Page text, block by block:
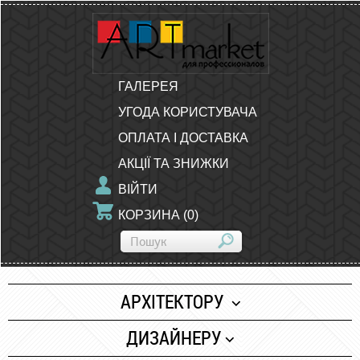
ГАЛЕРЕЯ
УГОДА КОРИСТУВАЧА
ОПЛАТА І ДОСТАВКА
АКЦІЇ ТА ЗНИЖКИ
ВІЙТИ
КОРЗИНА (0)
АРХІТЕКТОРУ
Папір
ДИЗАЙНЕРУ